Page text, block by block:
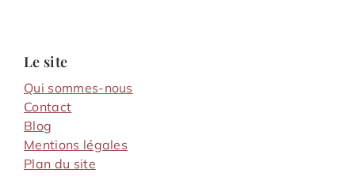
Le site
Qui sommes-nous
Contact
Blog
Mentions légales
Plan du site